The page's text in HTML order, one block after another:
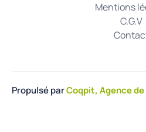
Mentions
C.G.V
Propulsé parCoqpit, Agence